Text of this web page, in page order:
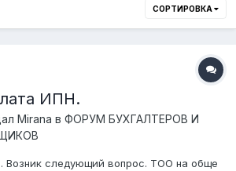
СОРТИРОВКА
ИПН.
Mirana в ФОРУМ БУХГАЛТЕРОВ И
Возник следующий вопрос. ТОО на обще